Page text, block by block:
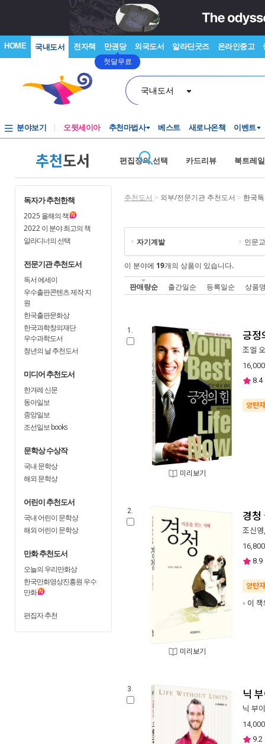
HOME 국내도서 전자책 만권당
첫달무료
외국도서 알라딘굿즈 온라인중고
국내도서
분야보기 오뒷세이아 추천마법사 베스트 새로나온책 이벤트
추천도서 편집장의 선택 카드리뷰 북트레
독자가 추천한책
2025올해의 책
2022이 분야 최고의 책
알라디너의 선택
전문기관 추천도서
독서 에세이
우수출판콘텐츠 제작 지
원
한국출판문화상
한국과학창의재단
우수과학도서
청년의 날 추천도서
미디어 추천도서
한겨레 신문
동아일보
중앙일보
조선일보 books
문학상 수상작
국내 문학상
해외 문학상
어린이 추천도서
국내 어린이 문학상
해외 어린이 문학상
만화 추천도서
오늘의 우리만화상
한국만화영상진흥원 우수
만화
편집자 추천
추천도서 > 외부/전문기관 추천도서 > 한국
자기계발 인문
이 분야에 19개의 상품이 있습니다.
판매량순 출간일순 등록일순 상품
1.
미리보기
긍정
조엘
16,000
8.4
양탄
2.
미리보기
경청
조신영
16,800
8.9
양탄
이
3. 닉
닉 부
14,000
9.2